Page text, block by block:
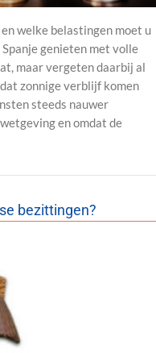
welke belastingen moet u
genieten met volle
maar vergeten daarbij al
zonnige verblijf komen
steeds nauwer
en omdat de
bezittingen?